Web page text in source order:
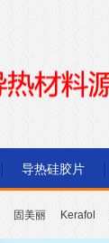
导热硅胶片
固美丽 Kerafol